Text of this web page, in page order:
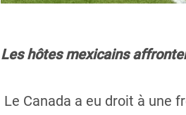
Les hôtes mexicains
Le Canada a eu droit à une